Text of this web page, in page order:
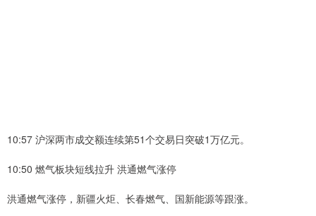
10:57 沪深两市成交额连续第51个交易日突破1万亿元。
10:50 燃气板块短线拉升 洪通燃气涨停
洪通燃气涨停，新疆火炬、长春燃气、国新能源等跟涨。